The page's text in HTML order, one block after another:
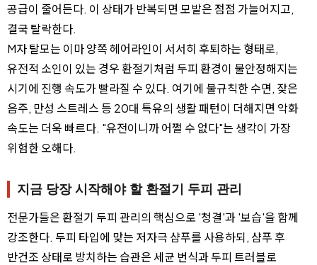
공급이 줄어든다. 이 상태가 반복되면 모발은 점점 가늘어지고,
결국 탈락한다.
M자 탈모는 이마 양쪽 헤어라인이 서서히 후퇴하는 형태로,
유전적 소인이 있는 경우 환절기처럼 두피 환경이 불안정해지는
시기에 진행 속도가 빨라질 수 있다. 여기에 불규칙한 수면, 잦은
음주, 만성 스트레스 등 20대 특유의 생활 패턴이 더해지면 악화
속도는 더욱 빠르다. "유전이니까 어쩔 수 없다"는 생각이 가장
위험한 오해다.
지금 당장 시작해야 할 환절기 두피 관리
전문가들은 환절기 두피 관리의 핵심으로 '청결'과 '보습'을 함께
강조한다. 두피 타입에 맞는 저자극 샴푸를 사용하되, 샴푸 후
반건조 상태로 방치하는 습관은 세균 번식과 두피 트러블로